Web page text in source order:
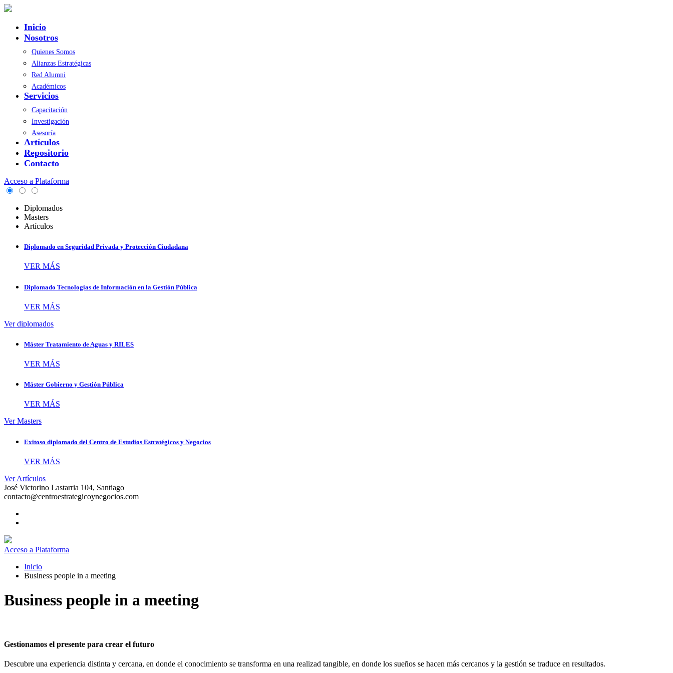
Inicio
Nosotros
Quienes Somos
Alianzas Estratégicas
Red Alumni
Académicos
Servicios
Capacitación
Investigación
Asesoría
Artículos
Repositorio
Contacto
Acceso a Plataforma
Diplomados
Masters
Artículos
Diplomado en Seguridad Privada y Protección Ciudadana
VER MÁS
Diplomado Tecnologías de Información en la Gestión Pública
VER MÁS
Ver diplomados
Máster Tratamiento de Aguas y RILES
VER MÁS
Máster Gobierno y Gestión Pública
VER MÁS
Ver Masters
Exitoso diplomado del Centro de Estudios Estratégicos y Negocios
VER MÁS
Ver Artículos
José Victorino Lastarria 104, Santiago
contacto@centroestrategicoynegocios.com
Acceso a Plataforma
Inicio
Business people in a meeting
Business people in a meeting
Gestionamos el presente para crear el futuro
Descubre una experiencia distinta y cercana, en donde el conocimiento se transforma en una realizad tangible, en donde los sueños se hacen más cercanos y la gestión se traduce en resultados.